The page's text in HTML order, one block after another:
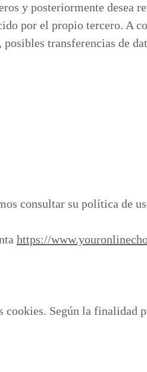
y posteriormente desea
por el propio tercero. A
transferencias de
consultar su política de
https://
Según la finalidad